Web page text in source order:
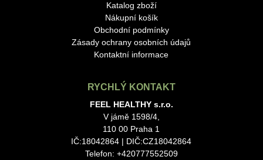
Katalog zboží
Nákupní košík
Obchodní podmínky
Zásady ochrany osobních údajů
Kontaktní informace
RYCHLÝ KONTAKT
FEEL HEALTHY s.r.o.
V jámě 1598/4,
110 00 Praha 1
IČ:18042864 | DIČ:CZ18042864
Telefon: +420777552509